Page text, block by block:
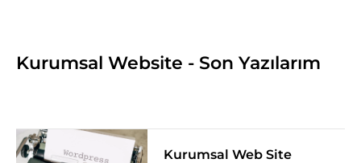
Kurumsal Website - Son Yazılarım
Kurumsal Web Site